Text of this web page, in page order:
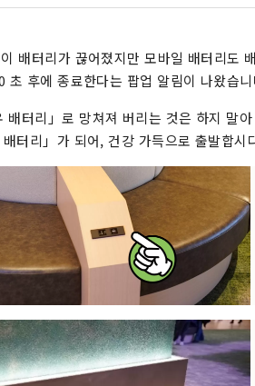
배터리가 끊어졌지만 모바일 배터리도
초 후에 종료한다는 팝업 알림이 나왔습
터리」로 망쳐져 버리는 것은 하지 말
터리」가 되어, 건강 가득으로 출발합시